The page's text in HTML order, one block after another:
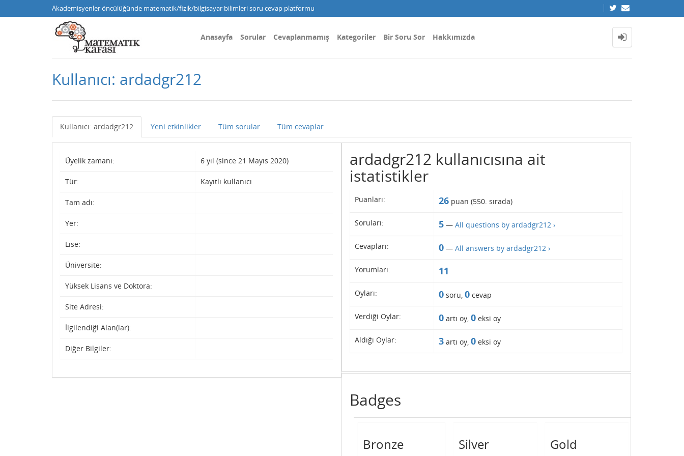
Akademisyenler öncülüğünde matematik/fizik/bilgisayar bilimleri soru cevap platformu
Anasayfa Sorular Cevaplanmamış Kategoriler Bir Soru Sor Hakkımızda
Kullanıcı: ardadgr212
Kullanıcı: ardadgr212 Yeni etkinlikler Tüm sorular Tüm cevaplar
Üyelik zamanı: 6 yıl (since 21 Mayıs 2020)
Tür: Kayıtlı kullanıcı
Tam adı:
Yer:
Lise:
Üniversite:
Yüksek Lisans ve Doktora:
Site Adresi:
İlgilendiği Alan(lar):
Diğer Bilgiler:
ardadgr212 kullanıcısına ait
istatistikler
Puanları: 26puan (550. sırada)
Soruları: 5— All questions by ardadgr212 ›
Cevapları: 0— All answers by ardadgr212 ›
Yorumları: 11
Oyları: 0soru, 0cevap
Verdiği Oylar: 0artı oy, 0eksi oy
Aldığı Oylar: 3artı oy, 0eksi oy
Badges
Bronze Silver Gold